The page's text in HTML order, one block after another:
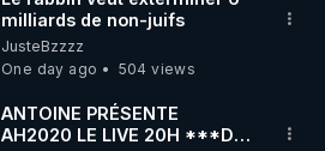
milliards de non-juifs
JusteBzzzz
One day ago
504 views
ANTOINE PRÉSENTE
AH2020 LE LIVE 20H ***DU